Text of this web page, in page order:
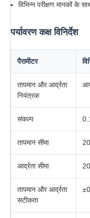
विभिन्न परीक्षण मानकों के
पर्यावरण कक्ष विनिर्देश
पैरामीटर
तापमान और आर्द्रता
नियंत्रक
संकल्प
तापमान सीमा
आर्द्रता सीमा
तापमान और आर्द्रता
सटीकता